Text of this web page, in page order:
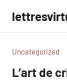
contenu
Uncategorized
L’art de